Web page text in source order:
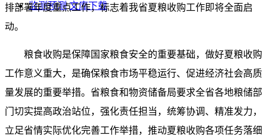
监测预测 文库下载
排部署年度重点工作，标志着我省夏粮收购工作即将全面启
动。
粮食收购是保障国家粮食安全的重要基础，做好夏粮收购
工作意义重大，是确保粮食市场平稳运行、促进经济社会高质
量发展的重要举措。省粮食和物资储备局要求全省各地粮储部
门切实提高政治站位，强化责任担当，统筹协调、精准发力，
立足省情实际优化完善工作举措，推动夏粮收购各项任务落细